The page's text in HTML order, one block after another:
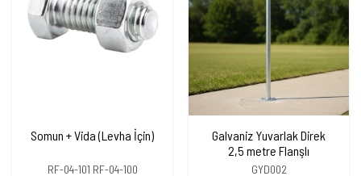
Somun + Vida (Levha İçin)
RF-04-101 RF-04-100
Galvaniz Yuvarlak Direk
2,5 metre Flanşlı
GYD002